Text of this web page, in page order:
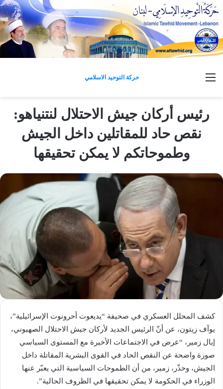
حركة التوحيد الاسلامي
رئيس أركان جيش الاحتلال لنتنياهو:
نقص حاد للمقاتلين داخل الجيش
وطموحاتكم لا يمكن تحقيقها
كشف المحلل العسكري في صحيفة “يديعوت أحرونوت الإسرائيلية”،
يوآف زيتون، عن أنّ الرئيس الجديد لأركان جيش الاحتلال الصهيوني،
إيال زمير، “عرض في الاجتماعات الأخيرة مع المستوى السياسي
صورة واضحة عن النقص الحاد في القوى البشرية المقاتلة داخل
الجيش، وحذّر، زمير، من أن الطموحات السياسية التي يعبّر عنها
الوزراء في الحكومة لا يمكن تحقيقها في الظروف الحالية”.